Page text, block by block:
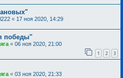
« 17 ноя 2020, 14:29
победы"
« 06 ноя 2020, 21:00
1 2 3
« 03 ноя 2020, 21:33